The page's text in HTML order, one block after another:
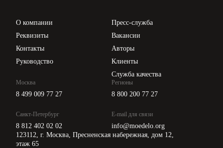
О компании
Реквизиты
Контакты
Руководство
Пресс-служба
Вакансии
Авторы
Клиенты
Служба качества
Москва
8 499 009 77 27
Санкт-Петербург
8 812 402 02 02
Регионы
8 800 200 77 27
E-mail для связи
info@moedelo.org
123112, г. Москва, Пресненская набережная, дом 12,
этаж 65